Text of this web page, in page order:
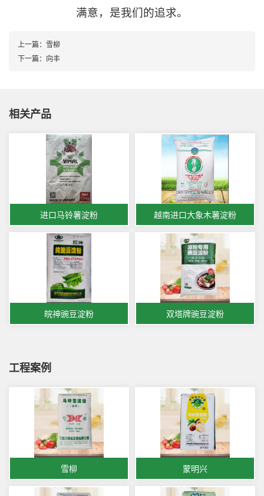
满意，是我们的追求。
上一篇： 雪柳
下一篇： 向丰
相关产品
进口马铃薯淀粉 越南进口大象木薯淀粉
皖神豌豆淀粉 双塔牌豌豆淀粉
工程案例
雪柳 蒙明兴